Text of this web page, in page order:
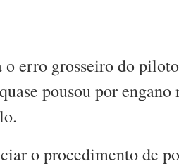
erro grosseiro do
pousou por
o procedimento de